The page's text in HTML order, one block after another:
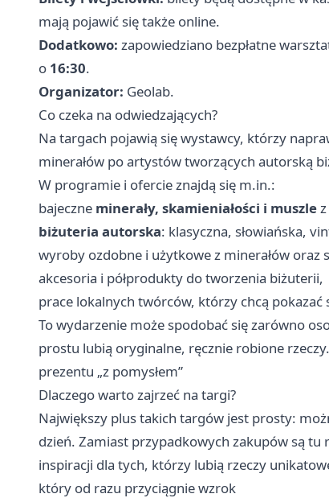
mają pojawić się także online.
Dodatkowo: zapowiedziano bezpłatne
o 16:30.
Organizator: Geolab.
Co czeka na odwiedzających?
Na targach pojawią się wystawcy, którzy
minerałów po artystów tworzących autorską
W programie i ofercie znajdą się m.in.:
bajeczne minerały, skamieniałości i muszle
biżuteria autorska: klasyczna, słowiańska,
wyroby ozdobne i użytkowe z minerałów oraz
akcesoria i półprodukty do tworzenia biżuterii,
prace lokalnych twórców, którzy chcą pokazać
To wydarzenie może spodobać się zarówno
prostu lubią oryginalne, ręcznie robione
prezentu „z pomysłem”
Dlaczego warto zajrzeć na targi?
Największy plus takich targów jest prosty:
dzień. Zamiast przypadkowych zakupów są
inspiracji dla tych, którzy lubią rzeczy
który od razu przyciągnie wzrok